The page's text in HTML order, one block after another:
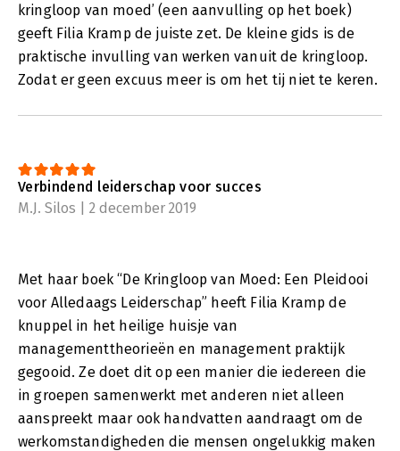
kringloop van moed’ (een aanvulling op het boek)
geeft Filia Kramp de juiste zet. De kleine gids is de
praktische invulling van werken vanuit de kringloop.
Zodat er geen excuus meer is om het tij niet te keren.
Verbindend leiderschap voor succes
M.J. Silos | 2 december 2019
Met haar boek “De Kringloop van Moed: Een Pleidooi
voor Alledaags Leiderschap” heeft Filia Kramp de
knuppel in het heilige huisje van
managementtheorieën en management praktijk
gegooid. Ze doet dit op een manier die iedereen die
in groepen samenwerkt met anderen niet alleen
aanspreekt maar ook handvatten aandraagt om de
werkomstandigheden die mensen ongelukkig maken